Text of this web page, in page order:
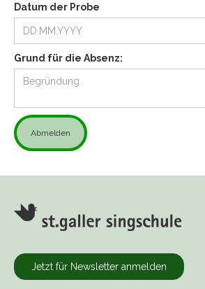
Datum der Probe
Grund für die Absenz:
Jetzt für Newsletter anmelden